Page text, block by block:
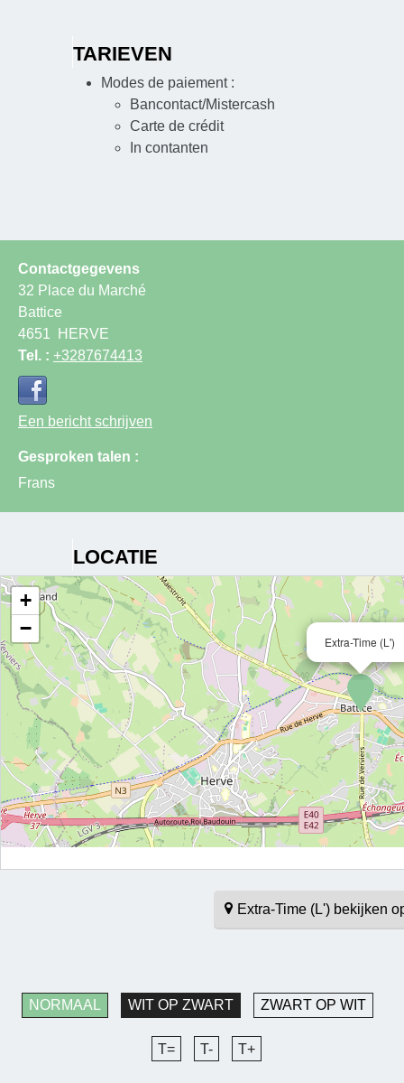
TARIEVEN
Modes de paiement :
Bancontact/Mistercash
Carte de crédit
In contanten
Contactgegevens
32 Place du Marché
Battice
4651
HERVE
Tel. : +3287674413
Een bericht schrijven
Gesproken talen :
Frans
LOCATIE
Extra-Time (L')
+
−
Extra-Time (L') bekijken
NORMAAL WIT OP ZWART ZWART OP WIT
T= T- T+